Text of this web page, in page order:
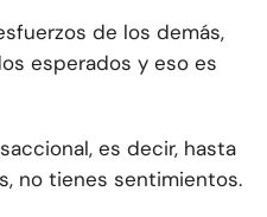
de los demás,
esperados y eso es
es decir, hasta
no tienes sentimientos.